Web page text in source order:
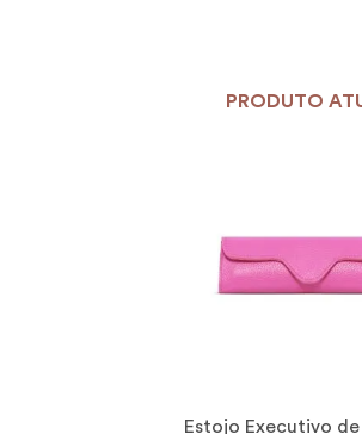
PRODUTO
Estojo Executivo